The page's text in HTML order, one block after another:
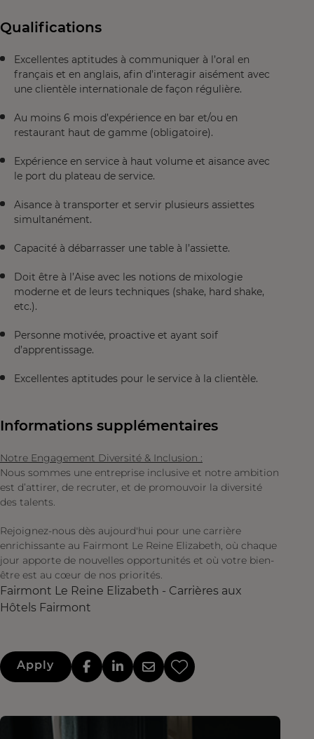
Qualifications
Excellentes aptitudes à communiquer à l’oral en
français et en anglais, afin d’interagir aisément avec
une clientèle internationale de façon régulière.
Au moins 6 mois d’expérience en bar et/ou en
restaurant haut de gamme (obligatoire).
Expérience en service à haut volume et aisance avec
le port du plateau de service.
Aisance à transporter et servir plusieurs assiettes
simultanément.
Capacité à débarrasser une table à l’assiette.
Doit être à l’Aise avec les notions de mixologie
moderne et de leurs techniques (shake, hard shake,
etc.).
Personne motivée, proactive et ayant soif
d’apprentissage.
Excellentes aptitudes pour le service à la clientèle.
Informations supplémentaires
Notre Engagement Diversité & Inclusion :
Nous sommes une entreprise inclusive et notre ambition
est d’attirer, de recruter, et de promouvoir la diversité
des talents.
Rejoignez-nous dès aujourd'hui pour une carrière
enrichissante au Fairmont Le Reine Elizabeth, où chaque
jour apporte de nouvelles opportunités et où votre bien-
être est au cœur de nos priorités.
Fairmont Le Reine Elizabeth - Carrières aux
Hôtels Fairmont
Apply